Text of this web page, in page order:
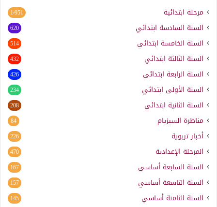
مرحلة ابتدائية 1٬951
السنة السادسة ابتدائي 620
السنة الخامسة ابتدائي 514
السنة الثالثة ابتدائي 432
السنة الرابعة ابتدائي 426
السنة الأولى ابتدائي 234
السنة الثانية ابتدائي 208
مناظرة السيزيام 84
أخبار تربوية 226
المرحلة الإعدادية 470
السنة السابعة أساسي 167
السنة التاسعة أساسي 157
السنة الثامنة أساسي 145